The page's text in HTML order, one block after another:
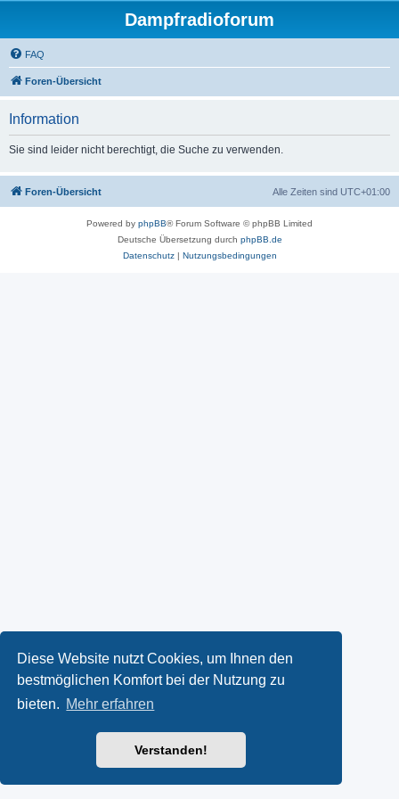
Diese Website nutzt Cookies, um Ihnen den
bestmöglichen Komfort bei der Nutzung zu
bieten. Mehr erfahren
Verstanden!
Dampfradioforum
FAQ
Foren-Übersicht
Information
Sie sind leider nicht berechtigt, die Suche zu verwenden.
Foren-Übersicht Alle Zeiten sind UTC+01:00
Powered by phpBB® Forum Software © phpBB Limited
Deutsche Übersetzung durch phpBB.de
Datenschutz| Nutzungsbedingungen